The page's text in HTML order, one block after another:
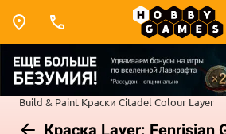
Build & Paint Краски Citadel Colour Layer
Краска Layer: Fenrisian